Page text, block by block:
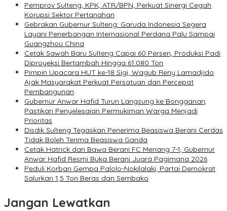
Pemprov Sulteng, KPK, ATR/BPN, Perkuat Sinergi Cegah
Korupsi Sektor Pertanahan
Gebrakan Gubernur Sulteng: Garuda Indonesia Segera
Layani Penerbangan Internasional Perdana Palu Sampai
Guangzhou China
Cetak Sawah Baru Sulteng Capai 60 Persen, Produksi Padi
Diproyeksi Bertambah Hingga 61.080 Ton
Pimpin Upacara HUT ke-18 Sigi, Wagub Reny Lamadjido
Ajak Masyarakat Perkuat Persatuan dan Percepat
Pembangunan
Gubernur Anwar Hafid Turun Langsung ke Bongganan,
Pastikan Penyelesaian Permukiman Warga Menjadi
Prioritas
Disdik Sulteng Tegaskan Penerima Beasiswa Berani Cerdas
Tidak Boleh Terima Beasiswa Ganda
Cetak Hatrick dan Bawa Berani FC Menang 7-1, Gubernur
Anwar Hafid Resmi Buka Berani Juara Pagimana 2026
Peduli Korban Gempa Palolo-Nokilalaki, Partai Demokrat
Salurkan 1,5 Ton Beras dan Sembako
Jangan Lewatkan